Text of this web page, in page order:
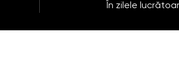
În zilele